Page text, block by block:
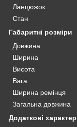
Ланцюжок
Стан
Габаритні розміри
Довжина
Ширина
Висота
Вага
Ширина ремінця
Загальна довжина
Додаткові